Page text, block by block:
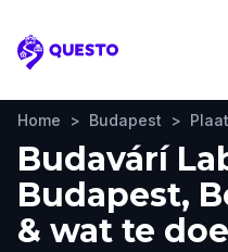
Questo
Home > Budapest >
Budavárí
Budapest,
& wat te